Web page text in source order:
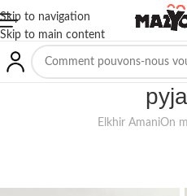
Skip to navigation
Skip to main content
Elkhir AmaniOn